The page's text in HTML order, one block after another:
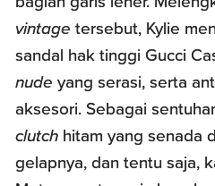
vintage tersebut, Kylie
sandal hak tinggi Gucci
nude yang serasi, serta
aksesori. Sebagai
clutch hitam yang senada
gelapnya, dan tentu saja,